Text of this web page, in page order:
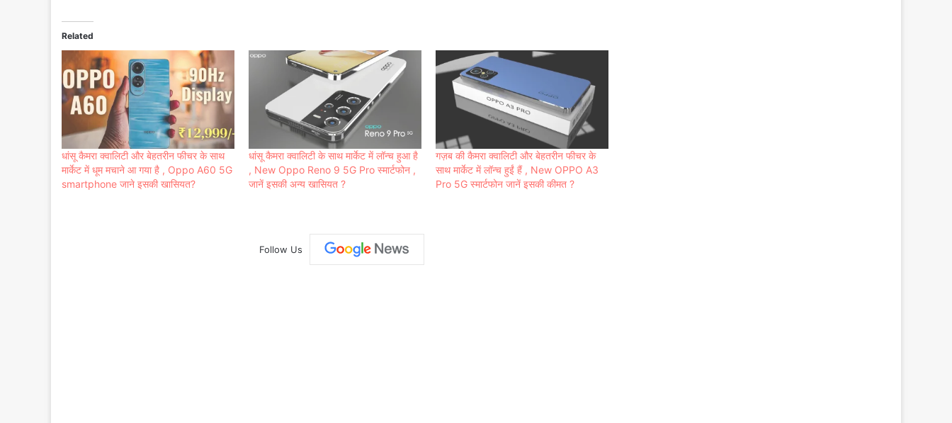
Related
धांसू कैमरा क्वालिटी और बेहतरीन फीचर के साथ
मार्केट में धूम मचाने आ गया है , Oppo A60 5G
smartphone जाने इसकी खासियत?
धांसू कैमरा क्वालिटी के साथ मार्केट में लॉन्च हुआ है
, New Oppo Reno 9 5G Pro स्मार्टफोन ,
जानें इसकी अन्य खासियत ?
गज़ब की कैमरा क्वालिटी और बेहतरीन फीचर के
साथ मार्केट में लॉन्च हुईं हैं , New OPPO A3
Pro 5G स्मार्टफोन जानें इसकी कीमत ?
Follow Us